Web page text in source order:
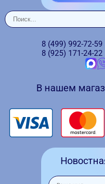
8 (499) 992-72-59
8 (925) 171-24-22
В нашем